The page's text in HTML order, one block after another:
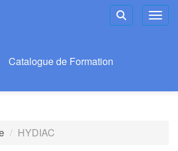
Rechercher
Catalogue de Formation
HYDIAC